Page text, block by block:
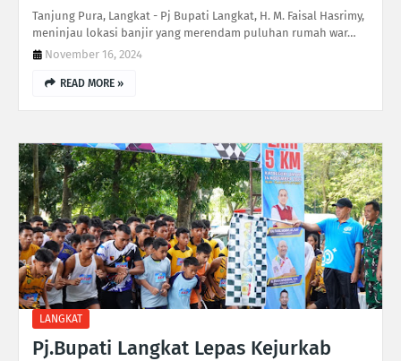
Tanjung Pura, Langkat - Pj Bupati Langkat, H. M. Faisal Hasrimy,
meninjau lokasi banjir yang merendam puluhan rumah war…
November 16, 2024
READ MORE »
LANGKAT
Pj.Bupati Langkat Lepas Kejurkab